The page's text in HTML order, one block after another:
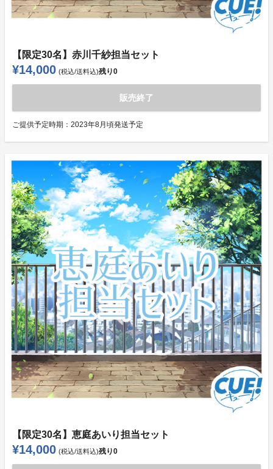
【限定30名】赤川千紗担当セット
¥14,000 (税込/送料込)残り0
販売終了
ご提供予定時期： 2023年8月頃発送予定
【限定30名】恵庭あいり担当セット
¥14,000 (税込/送料込)残り0